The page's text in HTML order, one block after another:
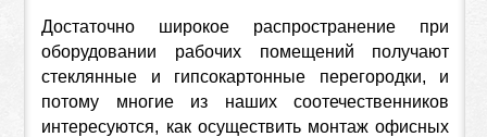
Достаточно широкое распространение при
оборудовании рабочих помещений получают
стеклянные и гипсокартонные перегородки, и
потому многие из наших соотечественников
интересуются, как осуществить монтаж офисных